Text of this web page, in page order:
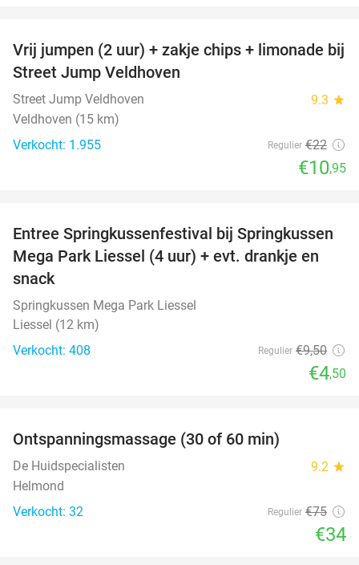
50%
Vrij jumpen (2 uur) + zakje chips + limonade bij
Street Jump Veldhoven
Street Jump Veldhoven 9.3 star
Veldhoven (15 km)
Verkocht: 1.955
Regulier €22
€10,95
53%
Entree Springkussenfestival bij Springkussen
Mega Park Liessel (4 uur) + evt. drankje en
snack
Springkussen Mega Park Liessel
Liessel (12 km)
Verkocht: 408
Regulier €9,50
€4,50
Ontspanningsmassage (30 of 60 min)
De Huidspecialisten 9.2 star
Helmond
Verkocht: 32
Regulier €75
€34